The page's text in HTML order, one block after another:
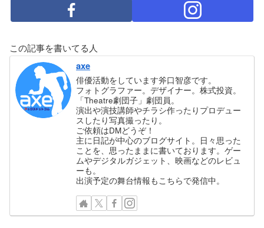
この記事を書いてる人
axe
俳優活動をしています斧口智彦です。
フォトグラファー。デザイナー。株式投資。
「Theatre劇団子」劇団員。
演出や演技講師やチラシ作ったりプロデュー
スしたり写真撮ったり。
ご依頼はDMどうぞ！
主に日記が中心のブログサイト。日々思った
ことを、思ったままに書いております。ゲー
ムやデジタルガジェット、映画などのレビュ
ーも。
出演予定の舞台情報もこちらで発信中。